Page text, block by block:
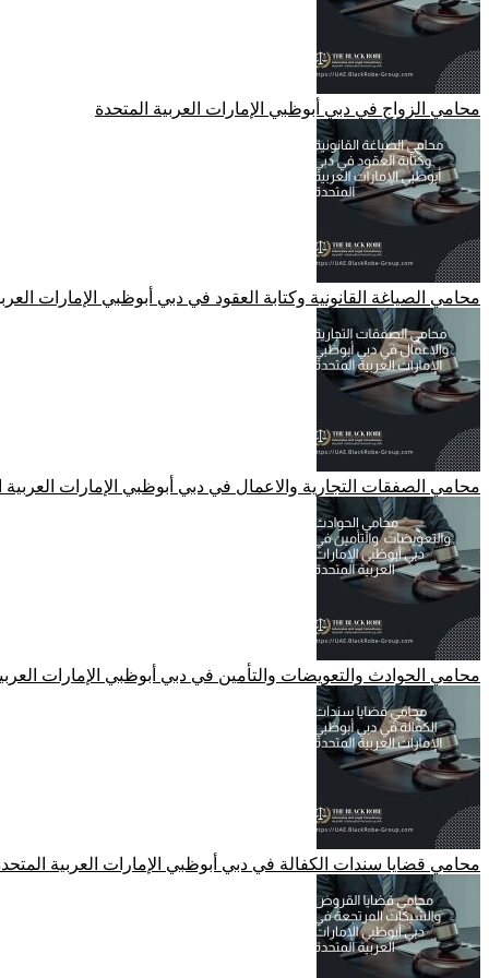
محامي الزواج في دبي أبوظبي الإمارات العربية المتحدة
محامي الصياغة القانونية وكتابة العقود في دبي أبوظبي الإمارات
محامي الصفقات التجارية والاعمال في دبي أبوظبي الإمارات العربية
محامي الحوادث والتعويضات والتأمين في دبي أبوظبي الإمارات
محامي قضايا سندات الكفالة في دبي أبوظبي الإمارات العربية